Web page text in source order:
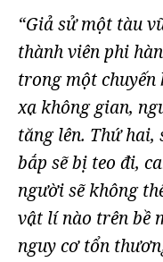
“Giả sử một tàu
thành viên phi
trong một chuyến
xạ không gian,
tăng lên. Thứ hai,
bắp sẽ bị teo đi,
người sẽ không
vật lí nào trên bề
nguy cơ tổn